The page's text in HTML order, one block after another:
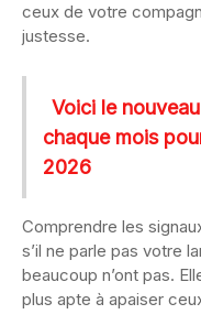
ceux de votre
justesse.
Voici le
chaque mois
2026
Comprendre les
s’il ne parle pas votre
beaucoup n’ont pas.
plus apte à apaiser